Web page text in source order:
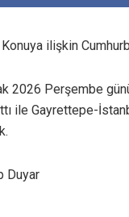
ilişkin
2026 Perşembe
ile Gayrettepe-
Duyar